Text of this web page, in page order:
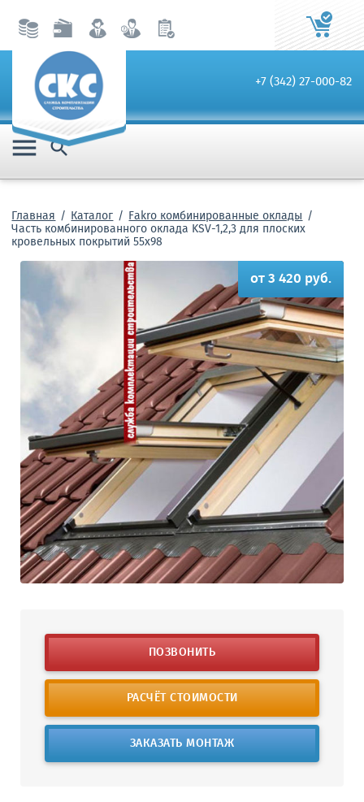
+7 (342) 27-000-82
 
Главная Каталог Fakro комбинированные оклады
Часть комбинированного оклада KSV-1,2,3 для плоских
кровельных покрытий 55х98
от 3 420 руб.
ПОЗВОНИТЬ
РАСЧЁТ СТОИМОСТИ
ЗАКАЗАТЬ МОНТАЖ